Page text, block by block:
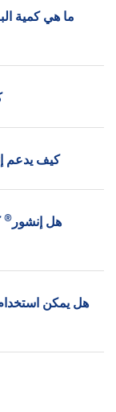
ما هي كمية
كيف يدعم
هل إنشور®
هل يمكن